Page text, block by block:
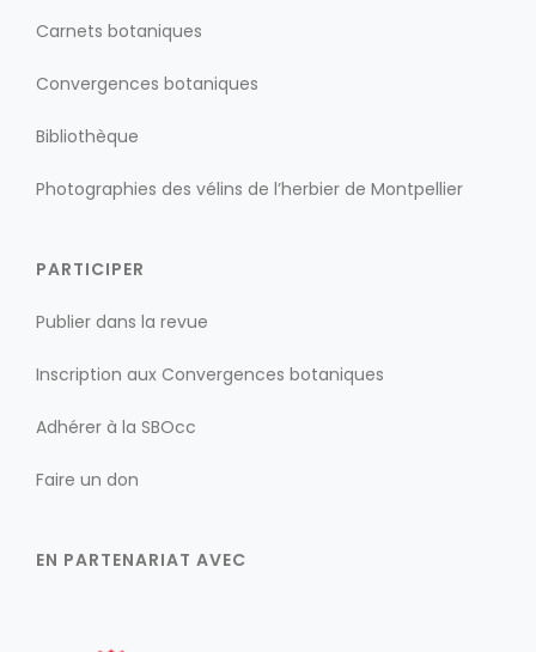
Carnets botaniques
Convergences botaniques
Bibliothèque
Photographies des vélins de l’herbier de Montpellier
PARTICIPER
Publier dans la revue
Inscription aux Convergences botaniques
Adhérer à la SBOcc
Faire un don
EN PARTENARIAT AVEC